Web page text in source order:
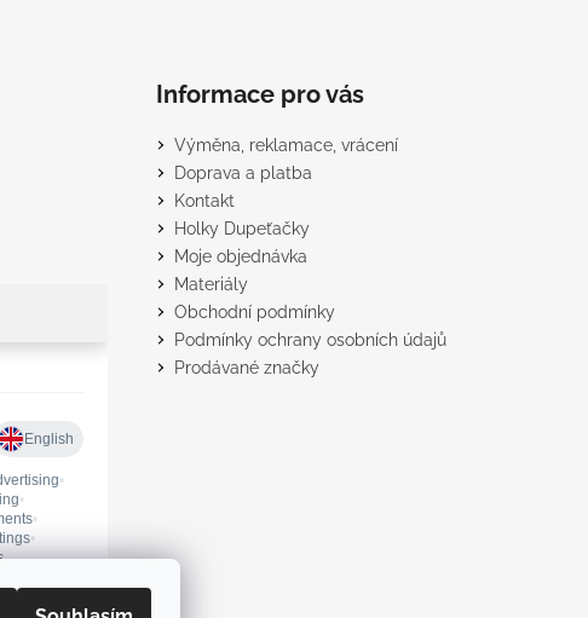
Informace pro vás
Výměna, reklamace, vrácení
Doprava a platba
Kontakt
Holky Dupeťačky
Moje objednávka
Materiály
Obchodní podmínky
Podmínky ochrany osobních údajů
Prodávané značky